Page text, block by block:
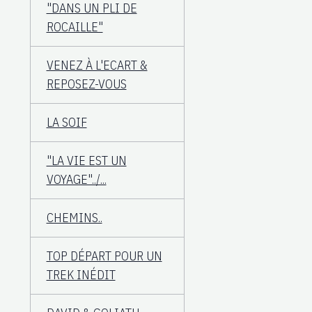
"DANS UN PLI DE
ROCAILLE"
VENEZ À L'ECART &
REPOSEZ-VOUS
LA SOIF
"LA VIE EST UN
VOYAGE"../...
CHEMINS..
TOP DÉPART POUR UN
TREK INÉDIT